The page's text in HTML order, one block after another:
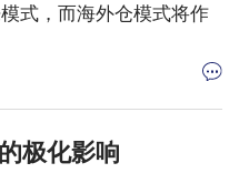
式，而海外仓模式将作
极化影响